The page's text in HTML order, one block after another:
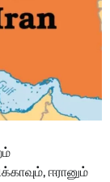
ஈரானும்